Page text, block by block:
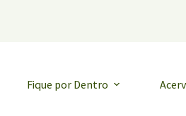
Fique por Dentro